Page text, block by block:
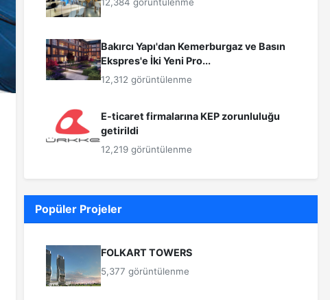
Bakırcı Yapı'dan Kemerburgaz ve Basın
Ekspres'e İki Yeni Pro...
12,312 görüntülenme
E-ticaret firmalarına KEP zorunluluğu
getirildi
12,219 görüntülenme
Popüler Projeler
FOLKART TOWERS
5,377 görüntülenme